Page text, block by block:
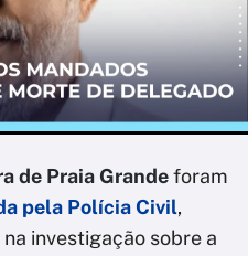
de Praia Grandeforam
pela Polícia Civil,
investigação sobre a